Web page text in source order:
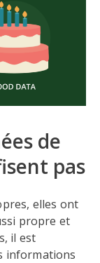
de
pas
elles ont
propre et
il est
informations